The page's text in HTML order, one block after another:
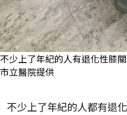
不少上了年紀的人有退化性膝
市立醫院提供
不少上了年紀的人都有退